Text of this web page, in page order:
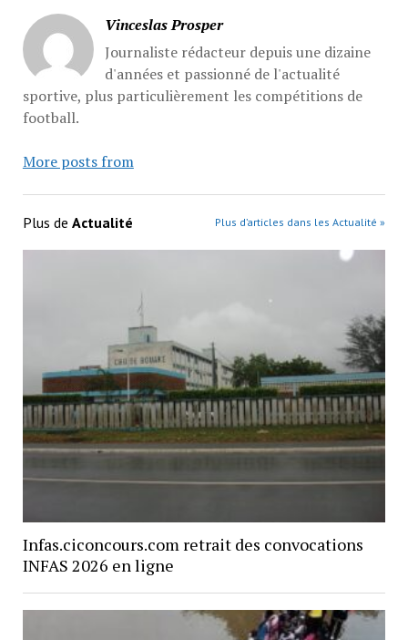
Vinceslas Prosper
Journaliste rédacteur depuis une dizaine
d'années et passionné de l'actualité
sportive, plus particulièrement les compétitions de
football.
More posts from
Plus de Actualité Plus d’articles dans les Actualité »
Infas.ciconcours.com retrait des convocations
INFAS 2026 en ligne